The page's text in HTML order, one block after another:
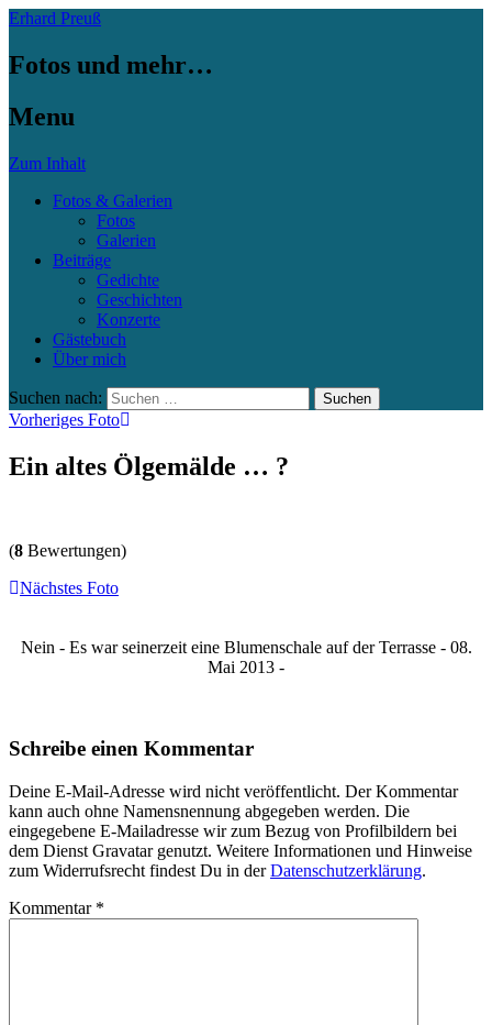
Erhard Preuß
Fotos und mehr…
Menu
Zum Inhalt
Fotos & Galerien
Fotos
Galerien
Beiträge
Gedichte
Geschichten
Konzerte
Gästebuch
Über mich
Suchen nach:
Vorheriges Foto
Ein altes Ölgemälde … ?
(8 Bewertungen)
Nächstes Foto
Nein - Es war seinerzeit eine Blumenschale auf der Terrasse - 08.
Mai 2013 -
Schreibe einen Kommentar
Deine E-Mail-Adresse wird nicht veröffentlicht. Der Kommentar
kann auch ohne Namensnennung abgegeben werden. Die
eingegebene E-Mailadresse wir zum Bezug von Profilbildern bei
dem Dienst Gravatar genutzt. Weitere Informationen und Hinweise
zum Widerrufsrecht findest Du in derDatenschutzerklärung.
Kommentar *